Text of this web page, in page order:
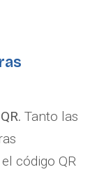
Tanto las
código QR